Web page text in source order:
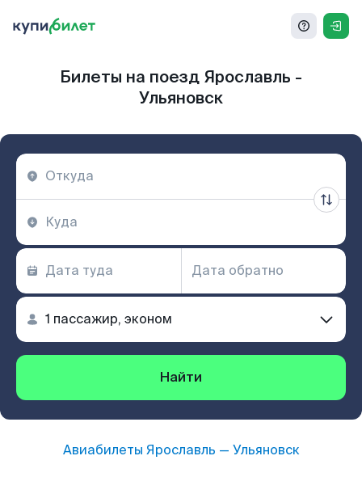
Билеты на поезд Ярославль -
Ульяновск
Найти
Авиабилеты Ярославль — Ульяновск